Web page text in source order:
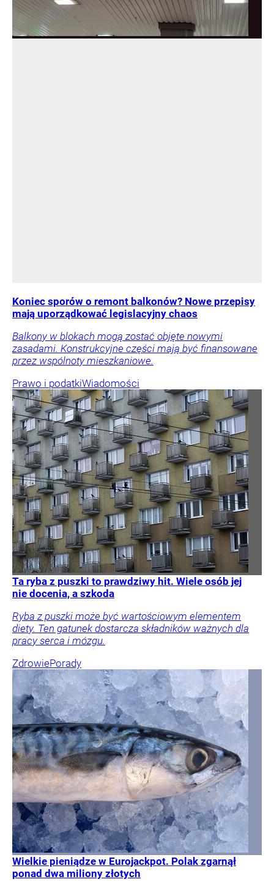
Koniec sporów o remont balkonów? Nowe przepisy
mają uporządkować legislacyjny chaos
Balkony w blokach mogą zostać objęte nowymi
zasadami. Konstrukcyjne części mają być finansowane
przez wspólnoty mieszkaniowe.
Prawo i podatkiWiadomości
Ta ryba z puszki to prawdziwy hit. Wiele osób jej
nie docenia, a szkoda
Ryba z puszki może być wartościowym elementem
diety. Ten gatunek dostarcza składników ważnych dla
pracy serca i mózgu.
ZdrowiePorady
Wielkie pieniądze w Eurojackpot. Polak zgarnął
ponad dwa miliony złotych